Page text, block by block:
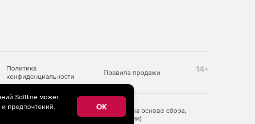
Политика
конфиденциальности
Правила продажи 14+
предоставления информации на основе сбора,
на территории Российской Федерации)
Softline может
предпочтений,
OK